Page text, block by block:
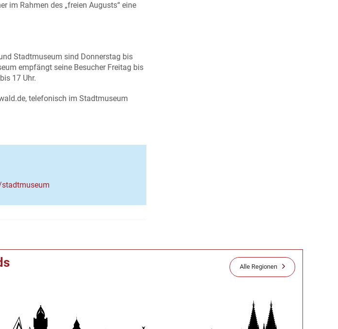
im Rahmen des „freien Augusts“ eine
Stadtmuseum sind Donnerstag bis
empfängt seine Besucher Freitag bis
17 Uhr.
telefonisch im Stadtmuseum
Alle Regionen